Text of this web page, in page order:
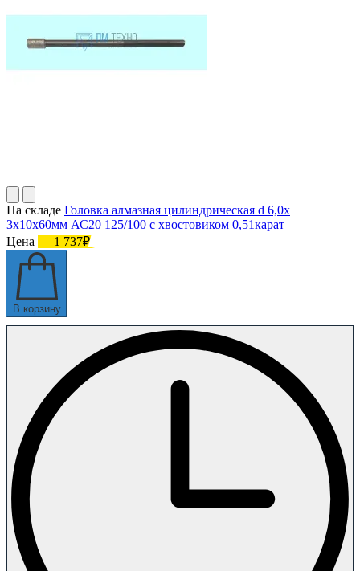
На складе Головка алмазная цилиндрическая d 6,0х
3х10х60мм АС20 125/100 с хвостовиком 0,51карат
Цена
1 737₽
В корзину